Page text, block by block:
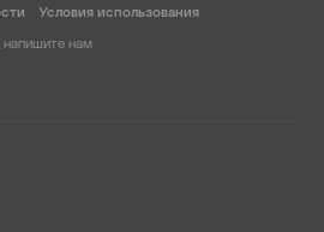
Условия использования
напишите нам